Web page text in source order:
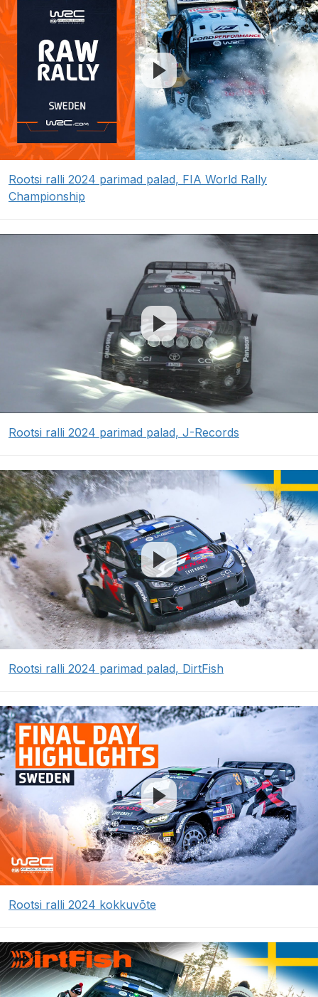
Rootsi ralli 2024 parimad palad, FIA World Rally
Championship
Rootsi ralli 2024 parimad palad, J-Records
Rootsi ralli 2024 parimad palad, DirtFish
Rootsi ralli 2024 kokkuvõte